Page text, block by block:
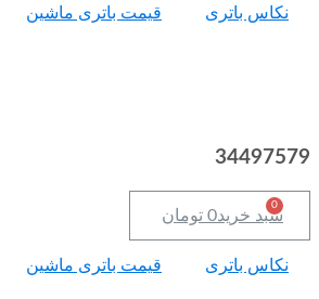
نکاس باتری قیمت باتری ماشین
34497579
0 تومان سبد خرید
نکاس باتری قیمت باتری ماشین